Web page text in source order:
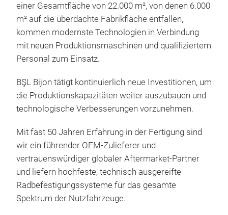
einer Gesamtfläche von 22.000 m², von denen 6.000
m² auf die überdachte Fabrikfläche entfallen,
kommen modernste Technologien in Verbindung
mit neuen Produktionsmaschinen und qualifiziertem
Personal zum Einsatz.
BŞL Bijon tätigt kontinuierlich neue Investitionen, um
die Produktionskapazitäten weiter auszubauen und
technologische Verbesserungen vorzunehmen.
Mit fast 50 Jahren Erfahrung in der Fertigung sind
wir ein führender OEM-Zulieferer und
vertrauenswürdiger globaler Aftermarket-Partner
und liefern hochfeste, technisch ausgereifte
Radbefestigungssysteme für das gesamte
Spektrum der Nutzfahrzeuge.